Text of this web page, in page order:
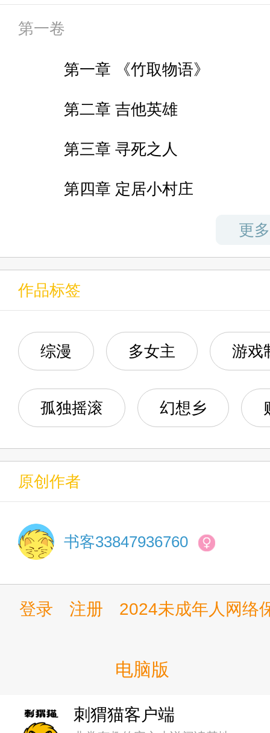
——「吉他英雄」
突然出现的美丽公主盯着手机，
偶遇青梅竹马黑川和弥，并看到
机。
第一次和暗恋的人一起穿越。
第一次知道穿越后还能联系父母
两件事合在一起，本应是快乐无
为什么会这样呢？
……
大概是和美少女们，在异世界种
……
第一卷
第一章 《竹取物语》
第二章 吉他英雄
第三章 寻死之人
第四章 定居小村庄
第六章 拨向异世的电话
第七章 公主设想的剧本
第八章 《月姬》与文抄公
第九章 月之公主十七分割
第十章 辉夜：你还说没在向
第十一章 辉夜公主自我抹黑
第十二章 方向的选择
第十三章 神道与妖道
第十四章 八奈见杏菜渴望美
第十六章 辉夜：你的情书成
第十七章 聚集而来的庞大信
更
作品标签
综漫 多女主 游戏
孤独摇滚 幻想乡
原创作者
书客33847936760
登录 注册 2024未成年人网络
电脑版
刺猬猫客户端